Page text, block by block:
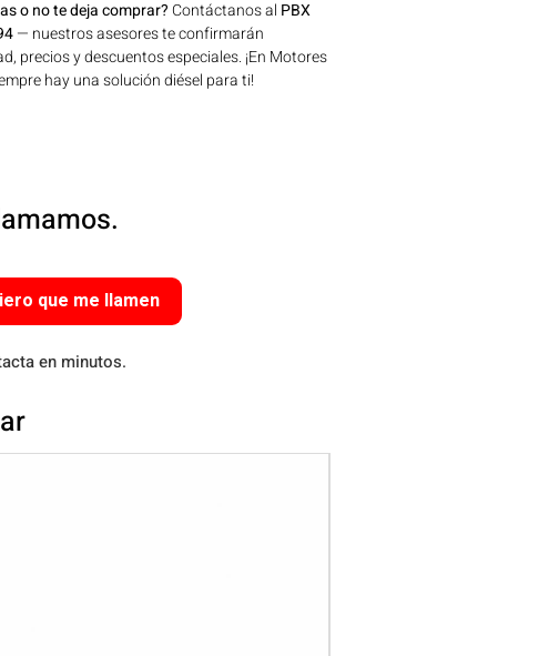
o no te deja comprar? Contáctanos al PBX
— nuestros asesores te confirmarán
precios y descuentos especiales. ¡En Motores
hay una solución diésel para ti!
que me llamen
en minutos.